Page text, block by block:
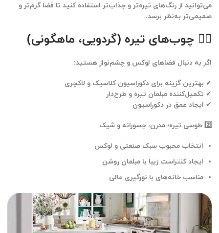
می‌توانید از رنگ‌های تیره‌تر و جذاب‌تر استفاده کنید تا فضاگرم‌تر و
صمیمی‌تر به‌نظر برسد.
۱️⃣ چوب‌های تیره (گردویی، ماهگونی)
اگر به دنبال فضاهای لوکس و چشم‌نواز هستید:
✔ بهترین گزینه برای دکوراسیون کلاسیک و لاکچری
✔ تکمیل‌کننده مبلمان تیره و طرح‌دار
✔ ایجاد عمق در دکوراسیون
2️ طوسی تیره؛ مدرن، جسورانه و شیک
انتخاب محبوب سبک صنعتی و لوکس
ایجاد کنتراست زیبا با مبلمان روشن
مناسب خانه‌های با نورگیری عالی